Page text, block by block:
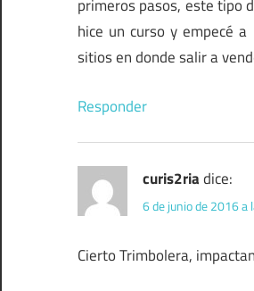
primeros pasos, este tipo
hice un curso y empecé
sitios en donde salir a
Responder
curis2riadice:
6 de junio de 2016 a
Cierto Trimbolera,